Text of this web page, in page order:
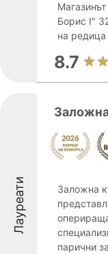
Борис I"
на
8.7
Лауреати
Заложна
парични